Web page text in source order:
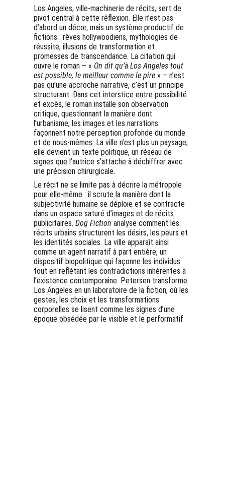
Los Angeles, ville-machinerie de récits, sert de
pivot central à cette réflexion. Elle n’est pas
d’abord un décor, mais un système productif de
fictions : rêves hollywoodiens, mythologies de
réussite, illusions de transformation et
promesses de transcendance. La citation qui
ouvre le roman – « On dit qu’à Los Angeles tout
est possible, le meilleur comme le pire » – n’est
pas qu’une accroche narrative, c’est un principe
structurant. Dans cet interstice entre possibilité
et excès, le roman installe son observation
critique, questionnant la manière dont
l’urbanisme, les images et les narrations
façonnent notre perception profonde du monde
et de nous-mêmes. La ville n’est plus un paysage,
elle devient un texte politique, un réseau de
signes que l’autrice s’attache à déchiffrer avec
une précision chirurgicale.
Le récit ne se limite pas à décrire la métropole
pour elle-même : il scrute la manière dont la
subjectivité humaine se déploie et se contracte
dans un espace saturé d’images et de récits
publicitaires. Dog Fiction analyse comment les
récits urbains structurent les désirs, les peurs et
les identités sociales. La ville apparaît ainsi
comme un agent narratif à part entière, un
dispositif biopolitique qui façonne les individus
tout en reflétant les contradictions inhérentes à
l’existence contemporaine. Petersen transforme
Los Angeles en un laboratoire de la fiction, où les
gestes, les choix et les transformations
corporelles se lisent comme les signes d’une
époque obsédée par le visible et le performatif.